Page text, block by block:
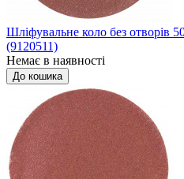
Шліфувальне коло без отворів
(9120511)
Немає в наявності
До кошика